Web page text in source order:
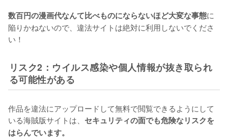
数百円の漫画代なんて比べものにならないほど大変な事態に
陥りかねないので、違法サイトは絶対に利用しないでくださ
い！
リスク2：ウイルス感染や個人情報が抜き取られ
る可能性がある
作品を違法にアップロードして無料で閲覧できるようにして
いる海賊版サイトは、 セキュリティの面でも危険なリスクを
はらんでいます。